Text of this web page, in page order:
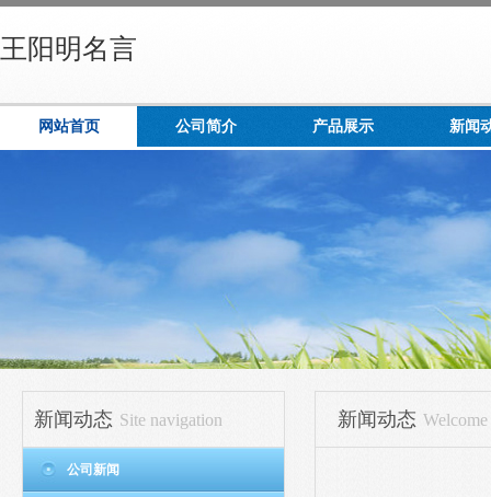
王阳明名言
网站首页 公司简介 产品展示 新闻
新闻动态 Site navigation
公司新闻
新闻动态